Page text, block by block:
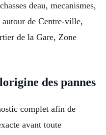
deau, mecanismes,
autour de Centre-ville,
de la Gare, Zone
des pannes
complet afin de
avant toute